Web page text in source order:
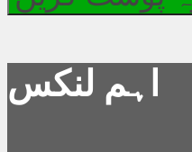
اہم لنکس